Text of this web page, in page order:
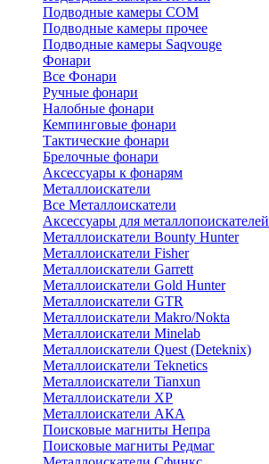
Подводные камеры СОМ
Подводные камеры прочее
Подводные камеры Saqvouge
Фонари
Все Фонари
Ручные фонари
Налобные фонари
Кемпинговые фонари
Тактические фонари
Брелочные фонари
Аксессуары к фонарям
Металлоискатели
Все Металлоискатели
Аксессуары для металлопоискателей
Металлоискатели Bounty Hunter
Металлоискатели Fisher
Металлоискатели Garrett
Металлоискатели Gold Hunter
Металлоискатели GTR
Металлоискатели Makro/Nokta
Металлоискатели Minelab
Металлоискатели Quest (Deteknix)
Металлоискатели Teknetics
Металлоискатели Tianxun
Металлоискатели XP
Металлоискатели АКА
Поисковые магниты Непра
Поисковые магниты Редмаг